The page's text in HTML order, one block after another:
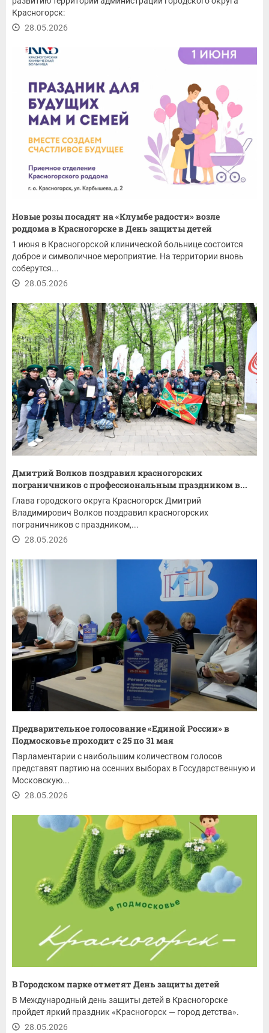
Красногорск:
28.05.2026
Новые розы посадят на «Клумбе радости» возле
роддома в Красногорске в День защиты детей
1 июня в Красногорской клинической больнице состоится
доброе и символичное мероприятие. На территории вновь
соберутся...
28.05.2026
Дмитрий Волков поздравил красногорских
пограничников с профессиональным праздником в...
Глава городского округа Красногорск Дмитрий
Владимирович Волков поздравил красногорских
пограничников с праздником,...
28.05.2026
Предварительное голосование «Единой России» в
Подмосковье проходит с 25 по 31 мая
Парламентарии с наибольшим количеством голосов
представят партию на осенних выборах в Государственную и
Московскую...
28.05.2026
В Городском парке отметят День защиты детей
В Международный день защиты детей в Красногорске
пройдет яркий праздник «Красногорск — город детства».
28.05.2026